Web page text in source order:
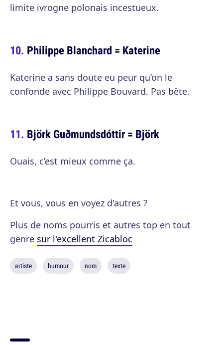
limite ivrogne polonais incestueux.
Philippe Blanchard = Katerine
Katerine a sans doute eu peur qu’on le
confonde avec Philippe Bouvard. Pas bête.
Björk Guðmundsdóttir = Björk
Ouais, c’est mieux comme ça.
Et vous, vous en voyez d'autres ?
Plus de noms pourris et autres top en tout
genre sur l'excellent Zicabloc
artiste humour nom texte